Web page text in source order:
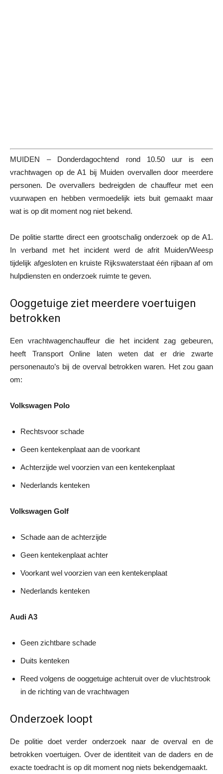
MUIDEN – Donderdagochtend rond 10.50 uur is een
vrachtwagen op de A1 bij Muiden overvallen door meerdere
personen. De overvallers bedreigden de chauffeur met een
vuurwapen en hebben vermoedelijk iets buit gemaakt maar
wat is op dit moment nog niet bekend.
De politie startte direct een grootschalig onderzoek op de A1.
In verband met het incident werd de afrit Muiden/Weesp
tijdelijk afgesloten en kruiste Rijkswaterstaat één rijbaan af om
hulpdiensten en onderzoek ruimte te geven.
Ooggetuige ziet meerdere voertuigen
betrokken
Een vrachtwagenchauffeur die het incident zag gebeuren,
heeft Transport Online laten weten dat er drie zwarte
personenauto’s bij de overval betrokken waren. Het zou gaan
om:
Volkswagen Polo
Rechtsvoor schade
Geen kentekenplaat aan de voorkant
Achterzijde wel voorzien van een kentekenplaat
Nederlands kenteken
Volkswagen Golf
Schade aan de achterzijde
Geen kentekenplaat achter
Voorkant wel voorzien van een kentekenplaat
Nederlands kenteken
Audi A3
Geen zichtbare schade
Duits kenteken
Reed volgens de ooggetuige achteruit over de vluchtstrook
in de richting van de vrachtwagen
Onderzoek loopt
De politie doet verder onderzoek naar de overval en de
betrokken voertuigen. Over de identiteit van de daders en de
exacte toedracht is op dit moment nog niets bekendgemaakt.